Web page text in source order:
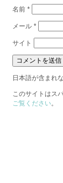
名前 *
メール *
サイト
日本語が含まれ
このサイトはス
ご覧ください。